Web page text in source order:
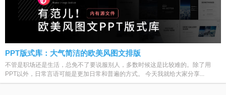
PPT版式库：大气简洁的欧美风图文排版
不管是职场还是生活，总免不了要说服别人，多数时候这是比较难的。除了用
PPT以外，日常言语可能是更加日常和普遍的方式。 今天我就给大家分享...